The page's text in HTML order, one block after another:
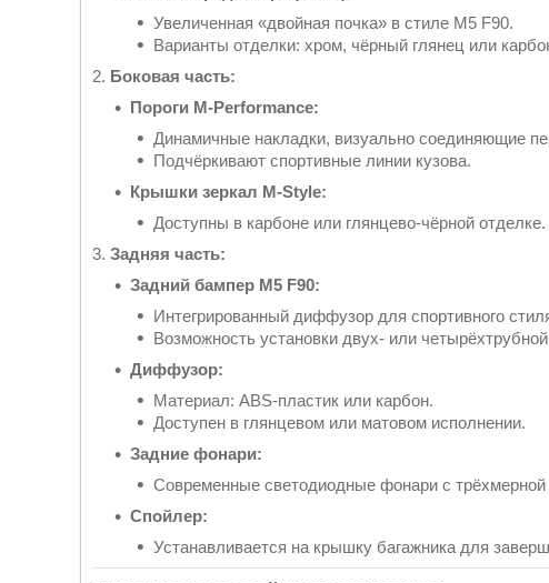
Увеличенная «двойная почка» в стиле M5 F90.
Варианты отделки: хром, чёрный глянец или
2. Боковая часть:
Пороги M-Performance:
Динамичные накладки, визуально соединяющие
Подчёркивают спортивные линии кузова.
Крышки зеркал M-Style:
Доступны в карбоне или глянцево-чёрной отделке.
3. Задняя часть:
Задний бампер M5 F90:
Интегрированный диффузор для спортивного
Возможность установки двух- или
Диффузор:
Материал: ABS-пластик или карбон.
Доступен в глянцевом или матовом исполнении.
Задние фонари:
Современные светодиодные фонари с
Спойлер:
Устанавливается на крышку багажника для